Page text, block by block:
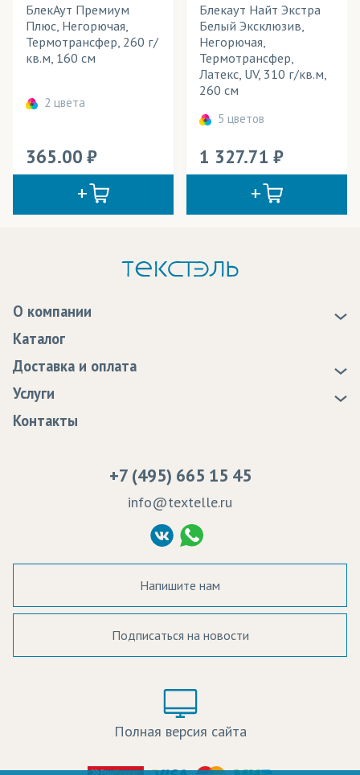
БлекАут Премиум
Плюс, Негорючая,
Термотрансфер, 260 г/
кв.м, 160 см
2 цвета
365.00
Блекаут Найт Экстра
Белый Эксклюзив,
Негорючая,
Термотрансфер,
Латекс, UV, 310 г/кв.м,
260 см
5 цветов
1 327.71
О компании
Статьи
Программа лояльности
Сертификаты качества
Судебные решения
Политика Конфиденциальности
Согласие на обработку ПД
Каталог
Доставка и оплата
Доставка
Оплата
Услуги
Образцы
Контакты
+7 (495) 665 15 45
info@textelle.ru
Напишите нам
Подписаться на новости
Полная версия сайта